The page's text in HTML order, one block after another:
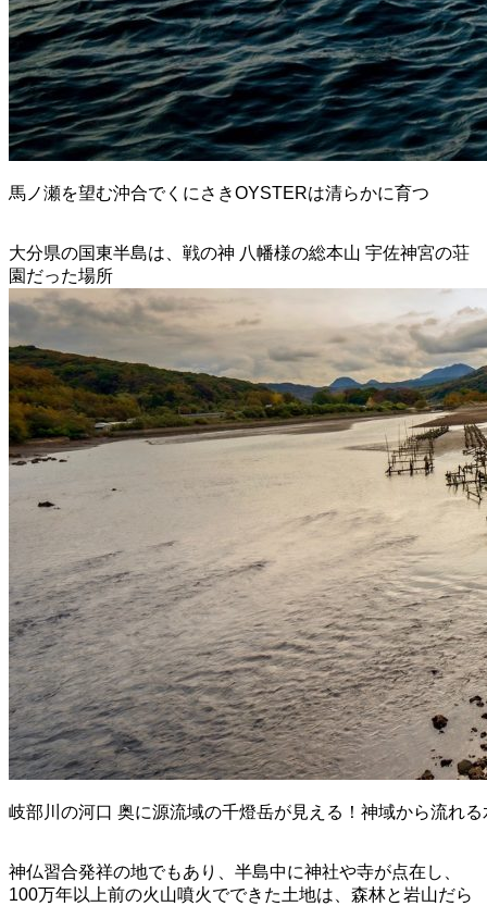
馬ノ瀬を望む沖合でくにさきOYSTERは清らかに育つ
大分県の国東半島は、戦の神 八幡様の総本山 宇佐神宮の荘
園だった場所
岐部川の河口 奥に源流域の千燈岳が見える！神域から流れ
神仏習合発祥の地でもあり、半島中に神社や寺が点在し、
100万年以上前の火山噴火でできた土地は、森林と岩山だら